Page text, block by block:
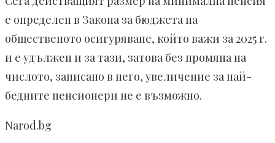
е определен в Закона за бюджета на
общественото осигуряване, който важи за 2025 г.
и е удължен и за тази, затова без промяна на
числото, записано в него, увеличение за най-
бедните пенсионери не е възможно.
Narod.bg